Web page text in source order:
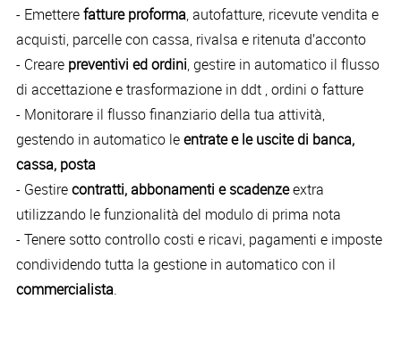
- Emetterefatture proforma, autofatture, ricevute vendita e
acquisti, parcelle con cassa, rivalsa e ritenuta d’acconto
- Creare preventivi ed ordini, gestire in automatico il flusso
di accettazione e trasformazione in ddt , ordini o fatture
- Monitorare il flusso finanziario della tua attività,
gestendo in automatico leentrate e le uscite di banca,
cassa, posta
- Gestirecontratti, abbonamenti e scadenzeextra
utilizzando le funzionalità del modulo di prima nota
- Tenere sotto controllo costi e ricavi, pagamenti e imposte
condividendo tutta la gestione in automatico con il
commercialista.